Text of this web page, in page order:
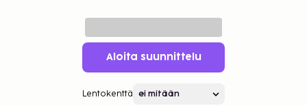
Aloita suunnittelu
Lentokenttä